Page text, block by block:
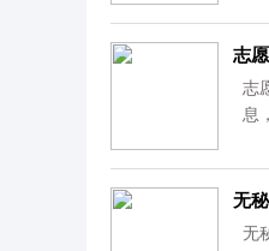
序
志
志
息
无
无